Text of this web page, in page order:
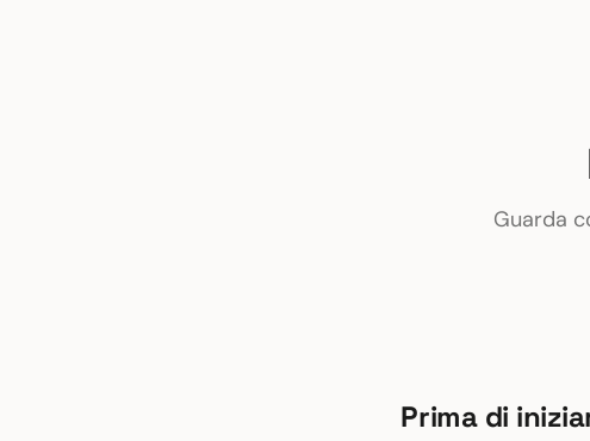
Guarda
Prima di